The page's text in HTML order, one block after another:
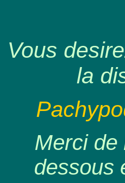
Vous
la
Merci de
dessous